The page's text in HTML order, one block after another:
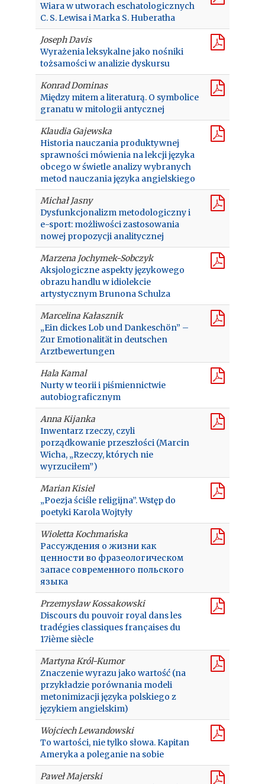
Wiara w utworach eschatologicznych
C. S. Lewisa i Marka S. Huberatha
Joseph Davis
Wyrażenia leksykalne jako nośniki
tożsamości w analizie dyskursu
Konrad Dominas
Między mitem a literaturą. O symbolice
granatu w mitologii antycznej
Klaudia Gajewska
Historia nauczania produktywnej
sprawności mówienia na lekcji języka
obcego w świetle analizy wybranych
metod nauczania języka angielskiego
Michał Jasny
Dysfunkcjonalizm metodologiczny i
e-sport: możliwości zastosowania
nowej propozycji analitycznej
Marzena Jochymek-Sobczyk
Aksjologiczne aspekty językowego
obrazu handlu w idiolekcie
artystycznym Brunona Schulza
Marcelina Kałasznik
„Ein dickes Lob und Dankeschön” –
Zur Emotionalität in deutschen
Arztbewertungen
Hala Kamal
Nurty w teorii i piśmiennictwie
autobiograficznym
Anna Kijanka
Inwentarz rzeczy, czyli
porządkowanie przeszłości (Marcin
Wicha, „Rzeczy, których nie
wyrzuciłem”)
Marian Kisiel
„Poezja ściśle religijna”. Wstęp do
poetyki Karola Wojtyły
Wioletta Kochmańska
Рассуждения о жизни как
ценности во фразеологическом
запасе современного польского
языка
Przemysław Kossakowski
Discours du pouvoir royal dans les
tradégies classiques françaises du
17ième siècle
Martyna Król-Kumor
Znaczenie wyrazu jako wartość (na
przykładzie porównania modeli
metonimizacji języka polskiego z
językiem angielskim)
Wojciech Lewandowski
To wartości, nie tylko słowa. Kapitan
Ameryka a poleganie na sobie
Paweł Majerski